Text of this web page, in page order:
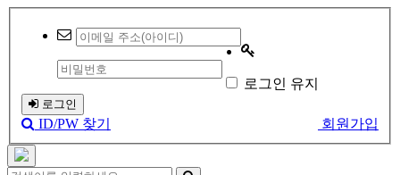
로그인 유지
로그인
회원가입
ID/PW 찾기